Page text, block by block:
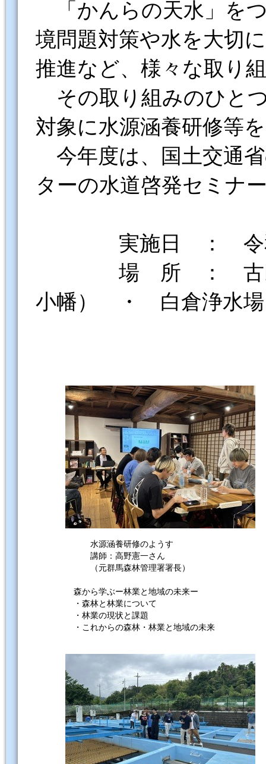
「かんらの天水」を
境問題対策や水を大切
推進など、様々な取り
その取り組みのひと
対象に水源涵養研修等
今年度は、国土交通
ターの水道啓発セミナ
実施日 ： 令和
場 所 ： 古民家
小幡） ・ 白倉浄水場
水源涵養研修のようす
講師：高野憲一さん
（元群馬森林管理署署長）
森から学ぶー林業と地域の未来ー
・森林と林業について
・林業の現状と課題
・これからの森林・林業と地域の未来